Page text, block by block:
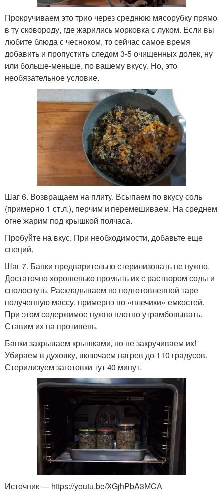
Прокручиваем это трио через среднюю мясорубку прямо
в ту сковороду, где жарились морковка с луком. Если вы
любите блюда с чесноком, то сейчас самое время
добавить и пропустить следом 3-5 очищенных долек, ну
или больше-меньше, по вашему вкусу. Но, это
необязательное условие.
Шаг 6. Возвращаем на плиту. Всыпаем по вкусу соль
(примерно 1 ст.л.), перчим и перемешиваем. На среднем
огне жарим под крышкой полчаса.
Пробуйте на вкус. При необходимости, добавьте еще
специй.
Шаг 7. Банки предварительно стерилизовать не нужно.
Достаточно хорошенько промыть их с раствором соды и
сполоснуть. Раскладываем по подготовленной таре
полученную массу, примерно по «плечики» емкостей.
При этом содержимое нужно плотно утрамбовывать.
Ставим их на противень.
Банки закрываем крышками, но не закручиваем их!
Убираем в духовку, включаем нагрев до 110 градусов.
Стерилизуем заготовки тут 40 минут.
Источник — https://youtu.be/XGjhPbA3MCA